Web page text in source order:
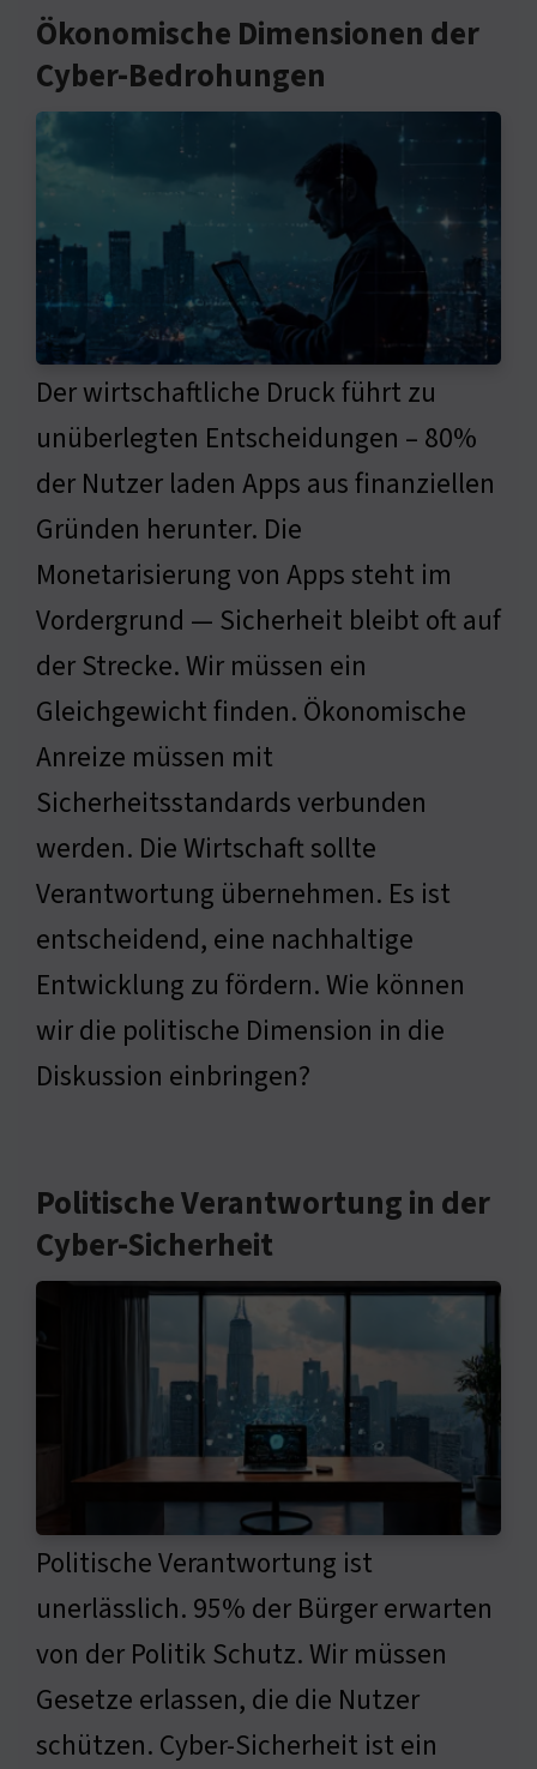
Ökonomische Dimensionen der
Cyber-Bedrohungen
Der wirtschaftliche Druck führt zu
unüberlegten Entscheidungen – 80%
der Nutzer laden Apps aus finanziellen
Gründen herunter. Die
Monetarisierung von Apps steht im
Vordergrund — Sicherheit bleibt oft auf
der Strecke. Wir müssen ein
Gleichgewicht finden. Ökonomische
Anreize müssen mit
Sicherheitsstandards verbunden
werden. Die Wirtschaft sollte
Verantwortung übernehmen. Es ist
entscheidend, eine nachhaltige
Entwicklung zu fördern. Wie können
wir die politische Dimension in die
Diskussion einbringen?
Politische Verantwortung in der
Cyber-Sicherheit
Politische Verantwortung ist
unerlässlich. 95% der Bürger erwarten
von der Politik Schutz. Wir müssen
Gesetze erlassen, die die Nutzer
schützen. Cyber-Sicherheit ist ein